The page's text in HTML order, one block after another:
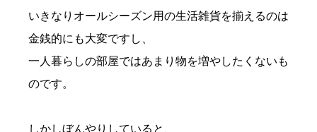
いきなりオールシーズン用の生活雑貨を揃えるのは
金銭的にも大変ですし、
一人暮らしの部屋ではあまり物を増やしたくないも
のです。
しかしぼんやりしていると、